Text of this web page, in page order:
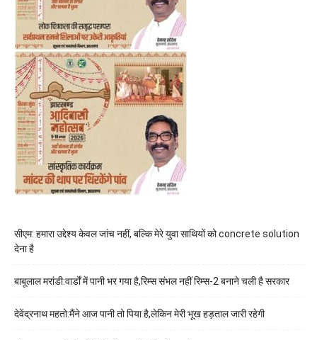
सीएम: हमारा उद्देश्य केवल जांच नहीं, बल्कि मेरे युवा साथियों को concrete solution
देना है
बाबूलाल मरांडी:वार्डों में पानी भर गया है,रिम्स संभल नहीं रिम्स-2 बनाने चली है सरकार
देवेंद्रनाथ महतो:मैंने आज पानी तो पिया है,लेकिन मेरी भूख हड़ताल जारी रहेगी